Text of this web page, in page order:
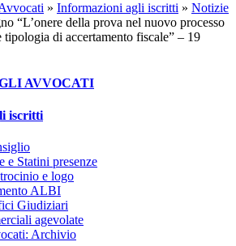
» Informazioni agli iscritti » Notizie
“L’onere della prova nel nuovo processo
di accertamento fiscale” – 19
AVVOCATI
iscritti
e Statini presenze
e logo
ALBI
Giudiziari
agevolate
Archivio